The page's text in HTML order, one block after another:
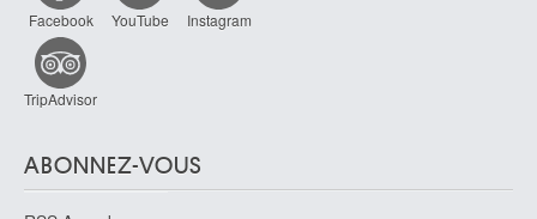
Facebook YouTube Instagram
TripAdvisor
ABONNEZ-VOUS